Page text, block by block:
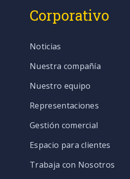
Corporativo
Noticias
Nuestra compañía
Nuestro equipo
Representaciones
Gestión comercial
Espacio para clientes
Trabaja con Nosotros